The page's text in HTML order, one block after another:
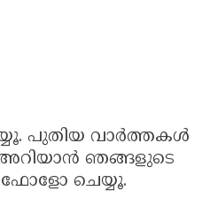
പുതിയ വാർത്തകൾ
ഞങ്ങളുടെ
ചെയ്യൂ.